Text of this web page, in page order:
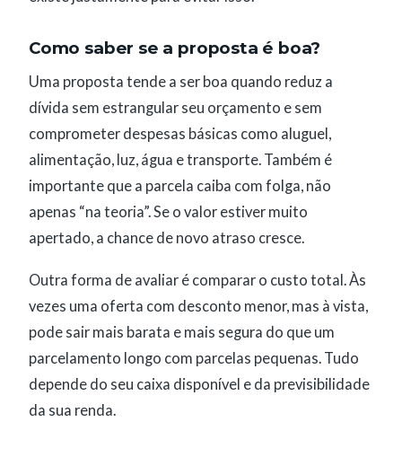
Como saber se a proposta é boa?
Uma proposta tende a ser boa quando reduz a
dívida sem estrangular seu orçamento e sem
comprometer despesas básicas como aluguel,
alimentação, luz, água e transporte. Também é
importante que a parcela caiba com folga, não
apenas “na teoria”. Se o valor estiver muito
apertado, a chance de novo atraso cresce.
Outra forma de avaliar é comparar o custo total. Às
vezes uma oferta com desconto menor, mas à vista,
pode sair mais barata e mais segura do que um
parcelamento longo com parcelas pequenas. Tudo
depende do seu caixa disponível e da previsibilidade
da sua renda.